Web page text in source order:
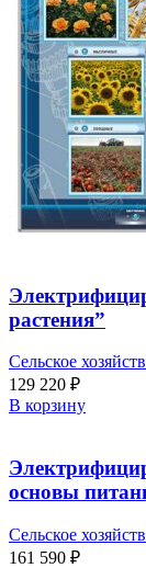
растения”
Сельское
129 220 ₽
В корзину
основы
Сельское
161 590 ₽